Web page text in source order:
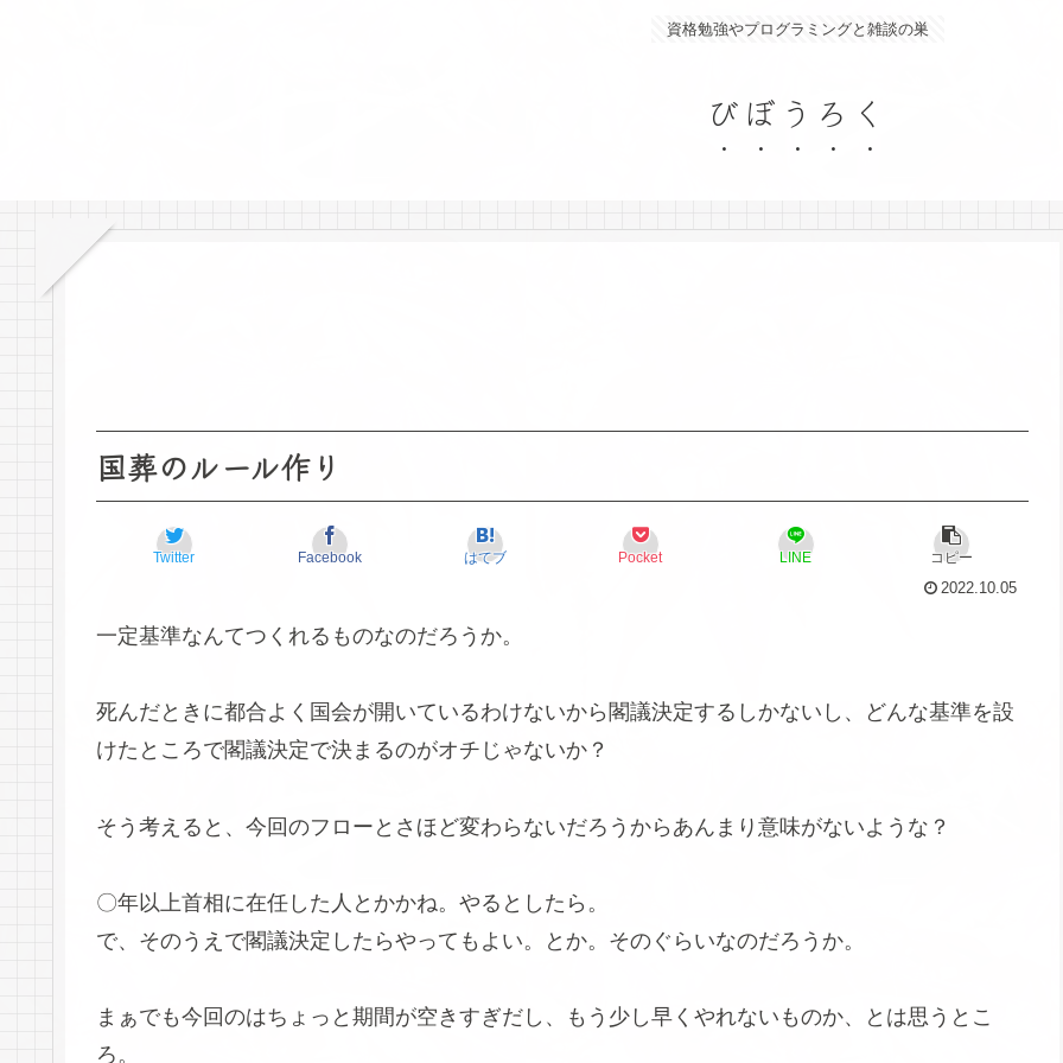
資格勉強やプログラミングと雑談の巣
びぼうろく
国葬のルール作り
Twitter Facebook はてブ Pocket LINE
コピー
2022.10.05
一定基準なんてつくれるものなのだろうか。
死んだときに都合よく国会が開いているわけないから閣議決定するしかないし、どんな基準を設
けたところで閣議決定で決まるのがオチじゃないか？
そう考えると、今回のフローとさほど変わらないだろうからあんまり意味がないような？
〇年以上首相に在任した人とかかね。やるとしたら。
で、そのうえで閣議決定したらやってもよい。とか。そのぐらいなのだろうか。
まぁでも今回のはちょっと期間が空きすぎだし、もう少し早くやれないものか、とは思うとこ
ろ。